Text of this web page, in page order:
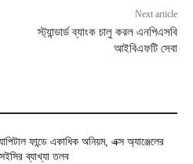
Next article
স্ট্যান্ডার্ড ব্যাংক চালু করল এনপিএসবি
আইবিএফটি সেবা
ফান্ডে একাধিক অনিয়ম, এক্স অ্যাঞ্জেলের
ব্যাখ্যা তলব